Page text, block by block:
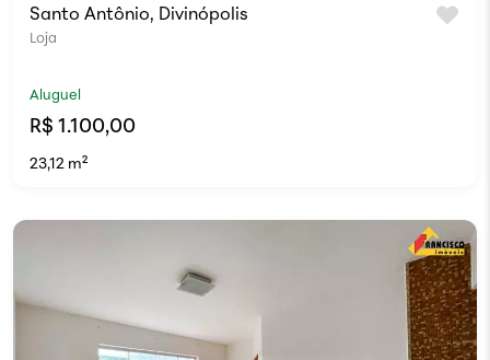
Santo Antônio, Divinópolis
Loja
Aluguel
R$ 1.100,00
23,12 m²